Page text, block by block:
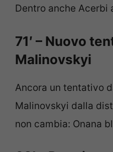
Dentro anche Acerbi
71′ – Nuovo
Malinovskyi
Ancora un tentativo
Malinovskyi dalla
non cambia: Onana